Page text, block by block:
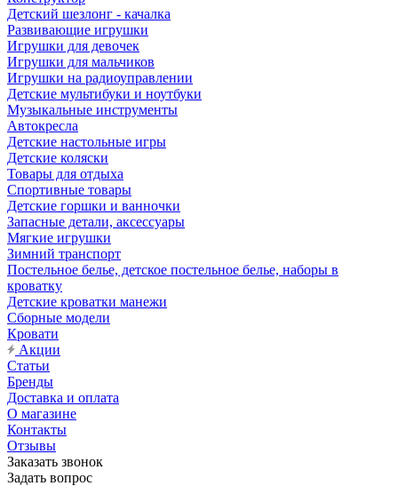
Детский шезлонг - качалка
Развивающие игрушки
Игрушки для девочек
Игрушки для мальчиков
Игрушки на радиоуправлении
Детские мультибуки и ноутбуки
Музыкальные инструменты
Автокресла
Детские настольные игры
Детские коляски
Товары для отдыха
Спортивные товары
Детские горшки и ванночки
Запасные детали, аксессуары
Мягкие игрушки
Зимний транспорт
Постельное белье, детское постельное белье, наборы в
кроватку
Детские кроватки манежи
Сборные модели
Кровати
Акции
Статьи
Бренды
Доставка и оплата
О магазине
Контакты
Отзывы
Заказать звонок
Задать вопрос